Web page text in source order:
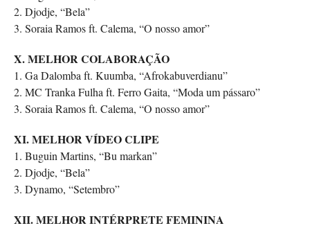
2. Djodje, “Bela”
3. Soraia Ramos ft. Calema, “O nosso amor”
X. MELHOR COLABORAÇÃO
1. Ga Dalomba ft. Kuumba, “Afrokabuverdianu”
2. MC Tranka Fulha ft. Ferro Gaita, “Moda um pássaro”
3. Soraia Ramos ft. Calema, “O nosso amor”
XI. MELHOR VÍDEO CLIPE
1. Buguin Martins, “Bu markan”
2. Djodje, “Bela”
3. Dynamo, “Setembro”
XII. MELHOR INTÉRPRETE FEMININA